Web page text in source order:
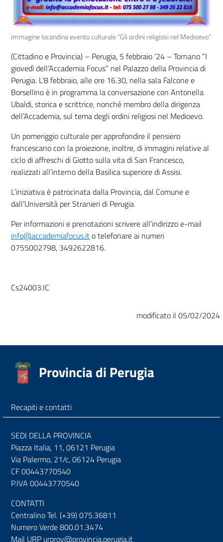
immagine locandina evento culturale "Gli ordini religiosi nel Medioevo"
(Cittadino e Provincia) – Perugia, 5 febbraio ‘24 – Tornano “I
giovedì dell’Accademia Focus” nel Palazzo della Provincia di
Perugia. L’8 febbraio, alle ore 16.30, nella sala Falcone e
Borsellino è in programma la conversazione con Antonella
Ubaldi, storica e scrittrice, nonché membro della dirigenza
dell’Accademia, sul tema degli ordini religiosi nel Medioevo.
Un pomeriggio culturale per approfondire il pensiero
francescano con la proiezione, inoltre, di immagini relative al
ciclo di affreschi di Giotto sulla vita di San Francesco,
realizzati all’interno della Basilica superiore di Assisi.
L’iniziativa è patrocinata dalla Provincia, dal Comune e
dall’Università per Stranieri di Perugia.
Per informazioni e prenotazioni scrivere all’indirizzo e-mail
info@accademiafocus.ito telefonare ai numeri
0755002798, 3492622816.
Cs24003.IC
modificato il 05/02/2024
Provincia di Perugia
Recapiti e contatti
SEDI DELLA PROVINCIA
Piazza Italia, 11, 06121 Perugia
Via Palermo, 21/c, 06124 Perugia
CF 00443770540
P.IVA 00443770540
CONTATTI
Centralino Tel. (+39) 075.36811
Numero Verde 800.01.3474
Mail URP urprov@provincia.perugia.it